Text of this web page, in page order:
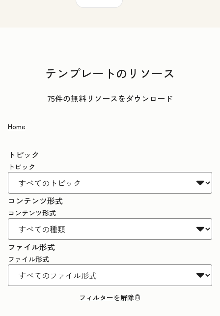
テンプレートのリソース
75件の無料リソースをダウンロード
Home
トピック
トピック
コンテンツ形式
コンテンツ形式
ファイル形式
ファイル形式
フィルターを解除